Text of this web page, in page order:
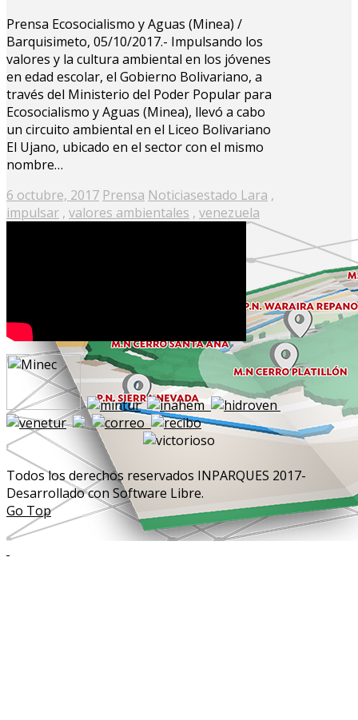
Prensa Ecosocialismo y Aguas (Minea) /
Barquisimeto, 05/10/2017.- Impulsando los
valores y la cultura ambiental en los jóvenes
en edad escolar, el Gobierno Bolivariano, a
través del Ministerio del Poder Popular para
Ecosocialismo y Aguas (Minea), llevó a cabo
un circuito ambiental en el Liceo Bolivariano
El Ujano, ubicado en el sector con el mismo
nombre…
Posted
on
6 octubre, 2017 Prensa Noticiasestado Lara ,
impulsar , valores ambientales , venezuela
Todos los derechos reservados INPARQUES 2017-
Desarrollado con Software Libre.
Go Top